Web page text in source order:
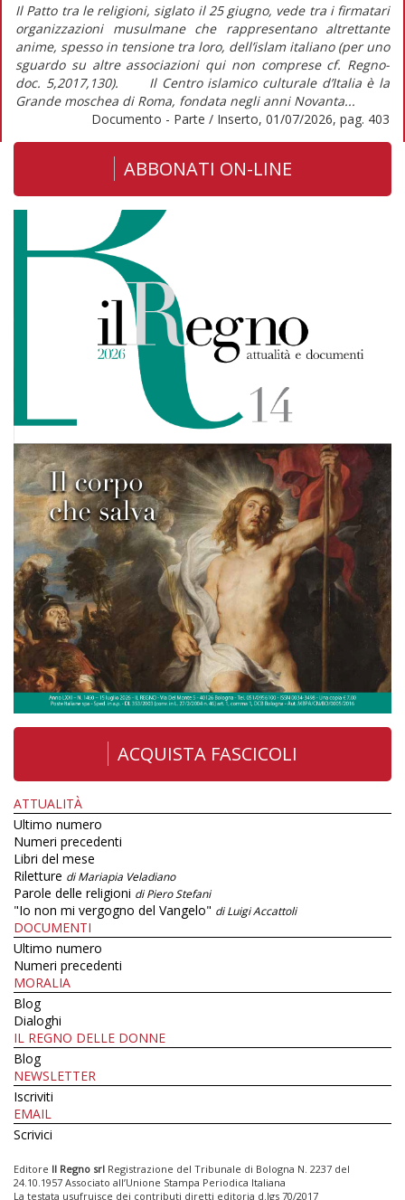
Il Patto tra le religioni, siglato il 25 giugno, vede tra i firmatari
organizzazioni musulmane che rappresentano altrettante
anime, spesso in tensione tra loro, dell’islam italiano (per uno
sguardo su altre associazioni qui non comprese cf. Regno-
doc. 5,2017,130). Il Centro islamico culturale d’Italia è la
Grande moschea di Roma, fondata negli anni Novanta...
Documento - Parte / Inserto, 01/07/2026, pag. 403
ABBONATI ON-LINE
ACQUISTA FASCICOLI
ATTUALITÀ
Ultimo numero
Numeri precedenti
Libri del mese
Riletture di Mariapia Veladiano
Parole delle religioni di Piero Stefani
"Io non mi vergogno del Vangelo" di Luigi Accattoli
DOCUMENTI
Ultimo numero
Numeri precedenti
MORALIA
Blog
Dialoghi
IL REGNO DELLE DONNE
Blog
NEWSLETTER
Iscriviti
EMAIL
Scrivici
Editore Il Regno srl Registrazione del Tribunale di Bologna N. 2237 del
24.10.1957 Associato all’Unione Stampa Periodica Italiana
La testata usufruisce dei contributi diretti editoria d.lgs 70/2017